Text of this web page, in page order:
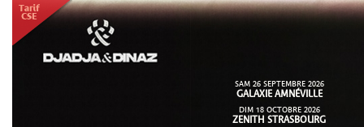
SAM 26 SEPTEMBRE 2026
GALAXIE AMNÉVILLE
DIM 18 OCTOBRE 2026
ZENITH STRASBOURG